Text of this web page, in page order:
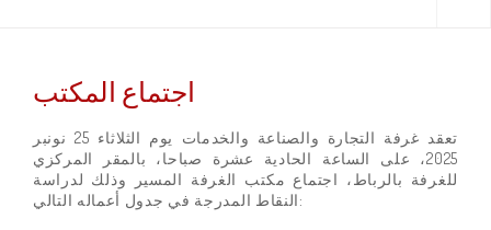
اجتماع المكتب
تعقد غرفة التجارة والصناعة والخدمات يوم الثلاثاء 25 نونبر
2025، على الساعة الحادية عشرة صباحا، بالمقر المركزي
للغرفة بالرباط، اجتماع مكتب الغرفة المسير وذلك لدراسة
النقاط المدرجة في جدول أعماله التالي: